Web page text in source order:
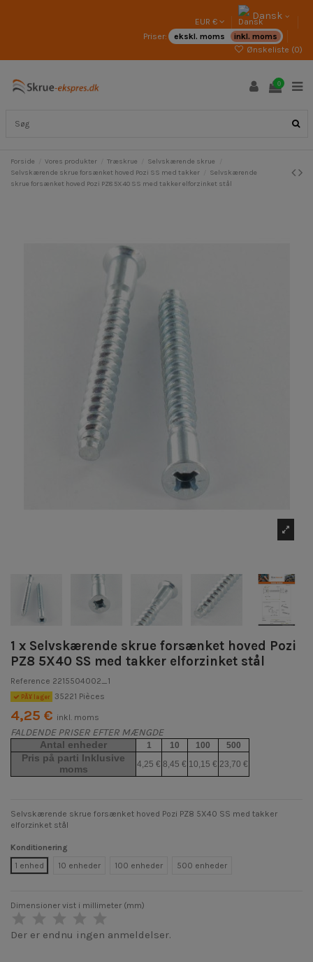
EUR € Dansk
Priser: ekskl. moms
inkl. moms
Ønskeliste (0)
0
Forside Vores produkter Træskrue
Selvskærende skrue
Selvskærende skrue forsænket hoved Pozi SS med takker
Selvskærende
skrue forsænket hoved Pozi PZ8 5X40 SS med takker elforzinket stål
1 x Selvskærende skrue forsænket hoved Pozi
PZ8 5X40 SS med takker elforzinket stål
Reference 2215504002_1
PÃ¥ lager 35221 Pièces
4,25 € inkl. moms
FALDENDE PRISER EFTER MÆNGDE
Antal enheder 1 10 100 500
Pris på parti Inklusive
moms
4,25 € 8,45 € 10,15 € 23,70 €
Selvskærende skrue forsænket hoved Pozi PZ8 5X40 SS med takker
elforzinket stål
Konditionering
1 enhed
10 enheder 100 enheder 500 enheder
Dimensioner vist i millimeter (mm)
Der er endnu ingen anmeldelser.